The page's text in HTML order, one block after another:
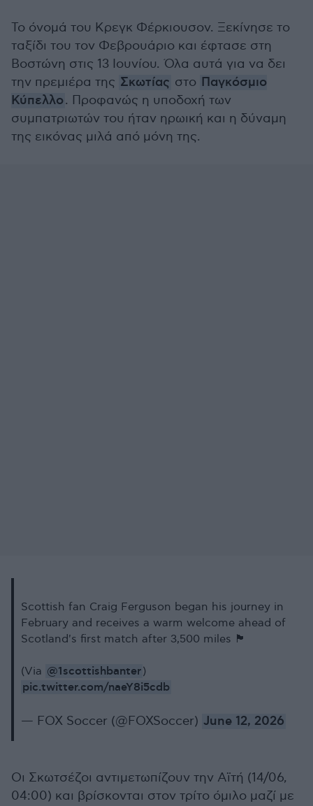
Το όνομά του Κρεγκ Φέρκιουσον. Ξεκίνησε το
ταξίδι του τον Φεβρουάριο και έφτασε στη
Βοστώνη στις 13 Ιουνίου. Όλα αυτά για να δει
την πρεμιέρα της Σκωτίας στο Παγκόσμιο
Κύπελλο. Προφανώς η υποδοχή των
συμπατριωτών του ήταν ηρωική και η δύναμη
της εικόνας μιλά από μόνη της.
Scottish fan Craig Ferguson began his journey in
February and receives a warm welcome ahead of
Scotland's first match after 3,500 miles 🏴󠁧󠁢󠁳󠁣󠁴󠁿
(Via @1scottishbanter)
pic.twitter.com/naeY8i5cdb
— FOX Soccer (@FOXSoccer) June 12, 2026
Οι Σκωτσέζοι αντιμετωπίζουν την Αϊτή (14/06,
04:00) και βρίσκονται στον τρίτο όμιλο μαζί με